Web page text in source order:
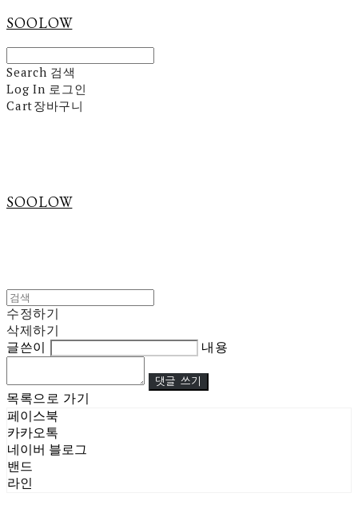
SOOLOW
Search 검색
Log In 로그인
Cart장바구니
SOOLOW
수정하기
삭제하기
글쓴이
내용
댓글 쓰기
목록으로 가기
페이스북
카카오톡
네이버 블로그
밴드
라인